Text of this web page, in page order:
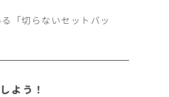
「切らないセットバッ
よう！